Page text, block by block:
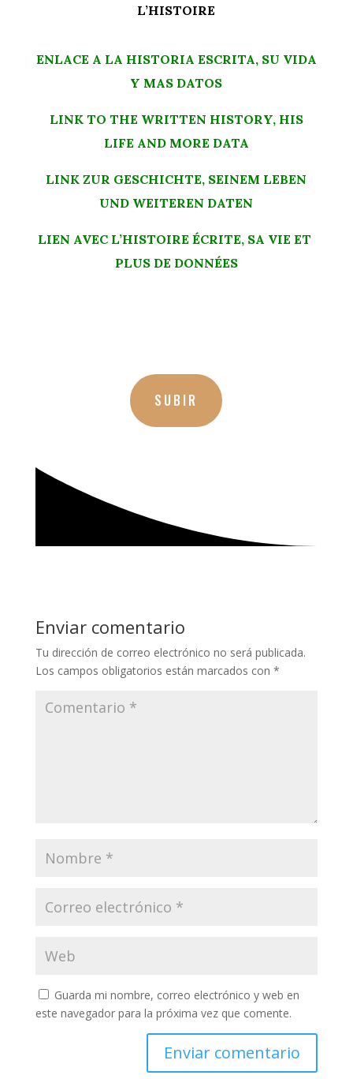
L’HISTOIRE
ENLACE A LA HISTORIA ESCRITA, SU VIDA
Y MAS DATOS
LINK TO THE WRITTEN HISTORY, HIS
LIFE AND MORE DATA
LINK ZUR GESCHICHTE, SEINEM LEBEN
UND WEITEREN DATEN
LIEN AVEC L’HISTOIRE ÉCRITE, SA VIE ET ​​
PLUS DE DONNÉES
SUBIR
Enviar comentario
Tu dirección de correo electrónico no será publicada.
Los campos obligatorios están marcados con *
Guarda mi nombre, correo electrónico y web en
este navegador para la próxima vez que comente.